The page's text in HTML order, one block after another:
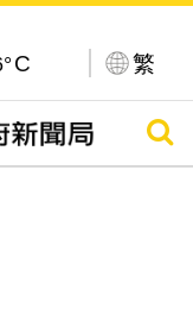
C 繁
搜尋